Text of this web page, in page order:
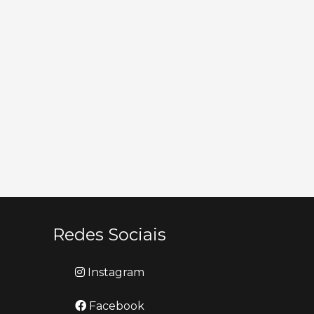
Redes Sociais
Instagram
Facebook